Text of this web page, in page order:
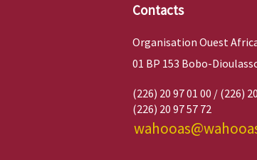
Contacts
Organisation Ouest
01 BP 153 Bobo-
(226) 20 97 01 00 / (226)
(226) 20 97 57 72